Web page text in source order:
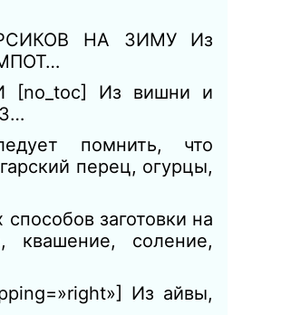
НА ЗИМУ Из
Из вишни и
помнить, что
перец, огурцы,
заготовки на
квашение, соление,
Из айвы,